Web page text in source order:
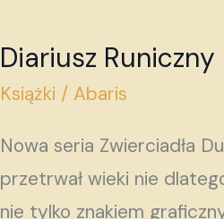
Diariusz
Książki /Abaris
Nowa seria Zwierciadła
przetrwał wieki nie
nie tylko znakiem
Diariusz
Runiczny
Tom
3.